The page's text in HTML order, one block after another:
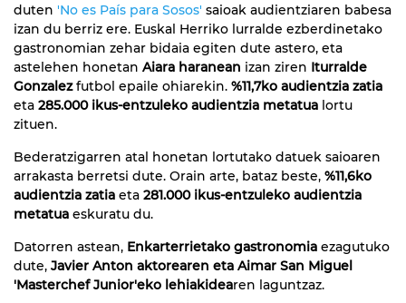
duten 'No es País para Sosos' saioak audientziaren babesa
izan du berriz ere. Euskal Herriko lurralde ezberdinetako
gastronomian zehar bidaia egiten dute astero, eta
astelehen honetan Aiara haranean izan ziren Iturralde
Gonzalezfutbol epaile ohiarekin. %11,7ko audientzia zatia
eta 285.000 ikus-entzuleko audientzia metatua lortu
zituen.
Bederatzigarren atal honetan lortutako datuek saioaren
arrakasta berretsi dute. Orain arte, bataz beste, %11,6ko
audientzia zatia eta 281.000 ikus-entzuleko audientzia
metatua eskuratu du.
Datorren astean, Enkarterrietako gastronomia ezagutuko
dute, Javier Anton aktorearen eta Aimar San Miguel
'Masterchef Junior'eko lehiakidearen laguntzaz.